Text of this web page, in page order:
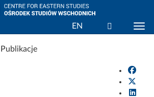
EN Wyszukaj
Publikacje